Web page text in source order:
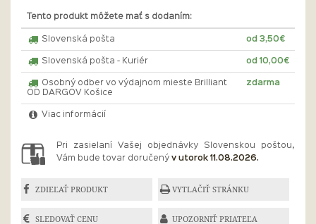
Tento produkt môžete mať s dodaním:
Slovenská pošta od 3,50€
Slovenská pošta - Kuriér od 10,00€
Osobný odber vo výdajnom mieste Brilliant
OD DARGOV Košice
zdarma
Viac informácií
Pri zasielaní Vašej objednávky Slovenskou poštou,
Vám bude tovar doručený v utorok 11.08.2026.
ZDIEĽAŤ PRODUKT VYTLAČIŤ STRÁNKU
SLEDOVAŤ CENU UPOZORNIŤ PRIATEĽA